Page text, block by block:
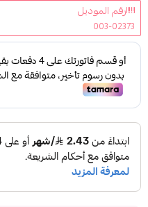
رقم الموديل
003-02373